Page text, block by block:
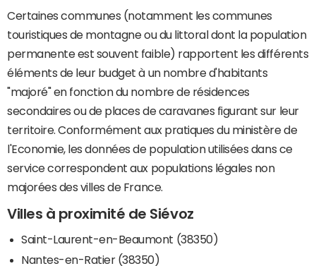
Certaines communes (notamment les communes
touristiques de montagne ou du littoral dont la population
permanente est souvent faible) rapportent les différents
éléments de leur budget à un nombre d'habitants
"majoré" en fonction du nombre de résidences
secondaires ou de places de caravanes figurant sur leur
territoire. Conformément aux pratiques du ministère de
l'Economie, les données de population utilisées dans ce
service correspondent aux populations légales non
majorées des villes de France.
Villes à proximité de Siévoz
Saint-Laurent-en-Beaumont (38350)
Nantes-en-Ratier (38350)